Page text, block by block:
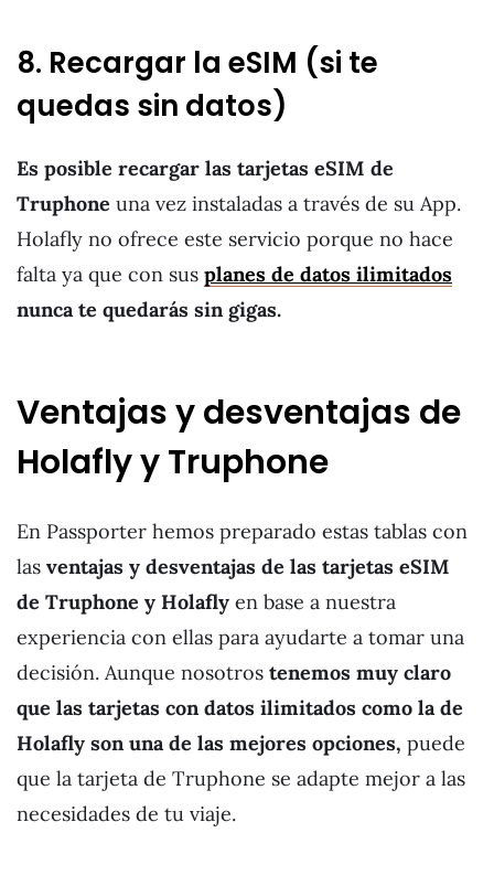
8. Recargar la eSIM (si te
quedas sin datos)
Es posible recargar las tarjetas eSIM de
Truphone una vez instaladas a través de su App.
Holafly no ofrece este servicio porque no hace
falta ya que con sus planes de datos ilimitados
nunca te quedarás sin gigas.
Ventajas y desventajas de
Holafly y Truphone
En Passporter hemos preparado estas tablas con
las ventajas y desventajas de las tarjetas eSIM
de Truphone y Holafly en base a nuestra
experiencia con ellas para ayudarte a tomar una
decisión. Aunque nosotros tenemos muy claro
que las tarjetas con datos ilimitados como la de
Holafly son una de las mejores opciones, puede
que la tarjeta de Truphone se adapte mejor a las
necesidades de tu viaje.